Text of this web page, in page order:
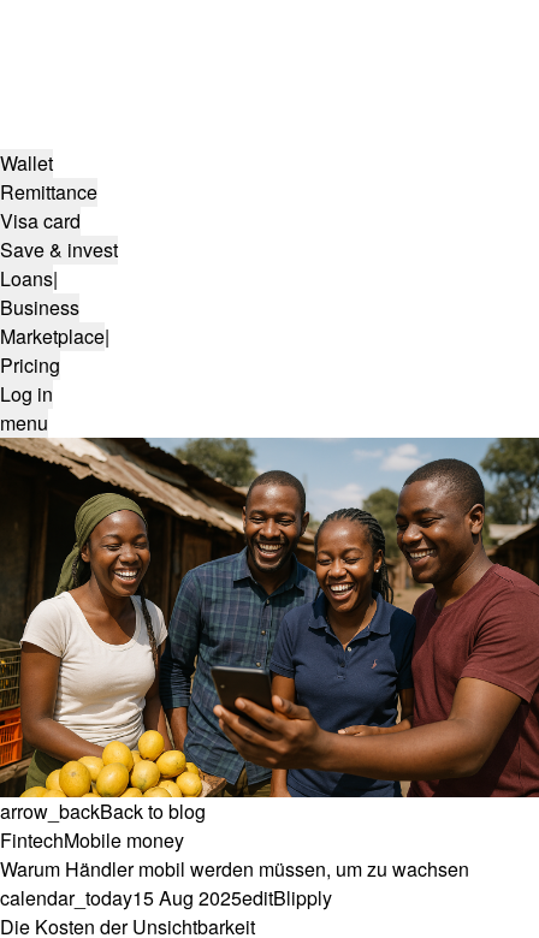
Wallet
Remittance
Visa card
Save & invest
Loans|
Business
Marketplace|
Pricing
Log in
menu
arrow_backBack to blog
FintechMobile money
Warum Händler mobil werden müssen, um zu wachsen
calendar_today15 Aug 2025editBlipply
Die Kosten der Unsichtbarkeit